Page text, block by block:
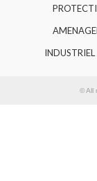
INDUSTRIEL
© All